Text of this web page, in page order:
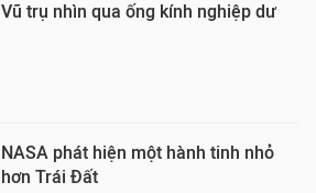
Vũ trụ nhìn qua ống kính nghiệp dư
NASA phát hiện một hành tinh nhỏ
hơn Trái Đất